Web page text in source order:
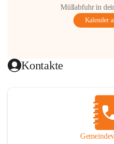
Müllabfuhr in
Kalender
Kontakte